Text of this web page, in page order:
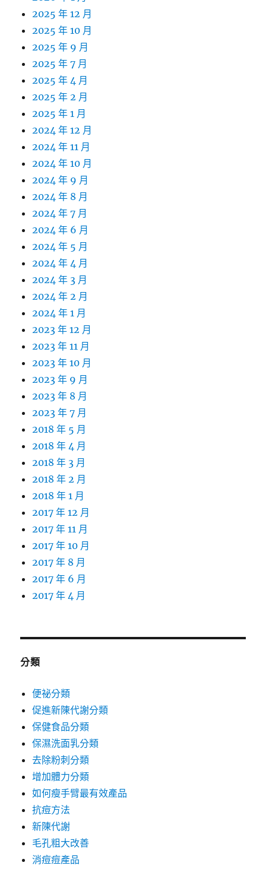
2025 年 12 月
2025 年 10 月
2025 年 9 月
2025 年 7 月
2025 年 4 月
2025 年 2 月
2025 年 1 月
2024 年 12 月
2024 年 11 月
2024 年 10 月
2024 年 9 月
2024 年 8 月
2024 年 7 月
2024 年 6 月
2024 年 5 月
2024 年 4 月
2024 年 3 月
2024 年 2 月
2024 年 1 月
2023 年 12 月
2023 年 11 月
2023 年 10 月
2023 年 9 月
2023 年 8 月
2023 年 7 月
2018 年 5 月
2018 年 4 月
2018 年 3 月
2018 年 2 月
2018 年 1 月
2017 年 12 月
2017 年 11 月
2017 年 10 月
2017 年 8 月
2017 年 6 月
2017 年 4 月
分類
便祕分類
促進新陳代謝分類
保健食品分類
保濕洗面乳分類
去除粉刺分類
增加體力分類
如何瘦手臂最有效產品
抗痘方法
新陳代謝
毛孔粗大改善
消痘痘產品